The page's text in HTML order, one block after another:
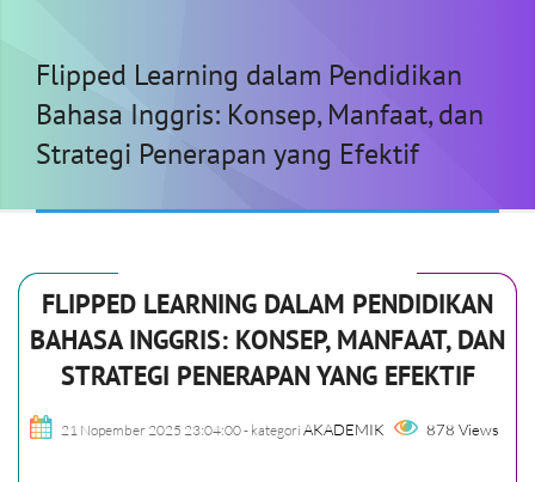
Flipped Learning dalam Pendidikan
Bahasa Inggris: Konsep, Manfaat, dan
Strategi Penerapan yang Efektif
FLIPPED LEARNING DALAM PENDIDIKAN
BAHASA INGGRIS: KONSEP, MANFAAT, DAN
STRATEGI PENERAPAN YANG EFEKTIF
21 Nopember 2025 23:04:00- kategori AKADEMIK 878 Views